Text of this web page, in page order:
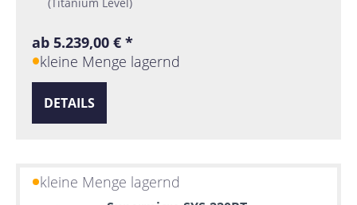
(Titanium Level)
ab 5.239,00 € *
kleine Menge lagernd
DETAILS
kleine Menge lagernd